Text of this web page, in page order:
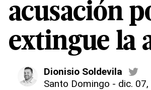
acusación
extingue la
Dionisio Soldevila
Santo Domingo - dic.